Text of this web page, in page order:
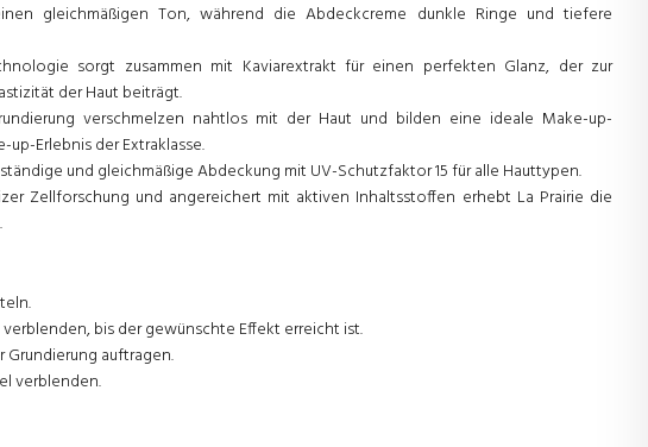
gleichmäßigen Ton, während die Abdeckcreme dunkle Ringe und tiefere
sorgt zusammen mit Kaviarextrakt für einen perfekten Glanz, der zur
der Haut beiträgt.
verschmelzen nahtlos mit der Haut und bilden eine ideale Make-up-
Erlebnis der Extraklasse.
und gleichmäßige Abdeckung mit UV-Schutzfaktor 15 für alle Hauttypen.
Zellforschung und angereichert mit aktiven Inhaltsstoffen erhebt La Prairie die
bis der gewünschte Effekt erreicht ist.
auftragen.
verblenden.